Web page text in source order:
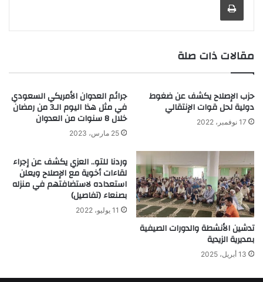
مقالات ذات صلة
حزب الإصلاح يكشف عن ضغوط
دولية لحل قوات الإنتقالي
17 نوفمبر، 2022
جرائم العدوان الأمريكي السعودي
في مثل هذا اليوم الـ3 من رمضان
خلال 8 سنوات من العدوان
25 مارس، 2023
تدشين الأنشطة والدورات الصيفية
بمديرية الزيدية
13 أبريل، 2025
وردنا للتو.. العزي يكشف عن إجراء
لقاءات أخوية مع الإصلاح ويعلن
استعداده لاستضافتهم في منزله
بصنعاء (تفاصيل)
11 يوليو، 2022